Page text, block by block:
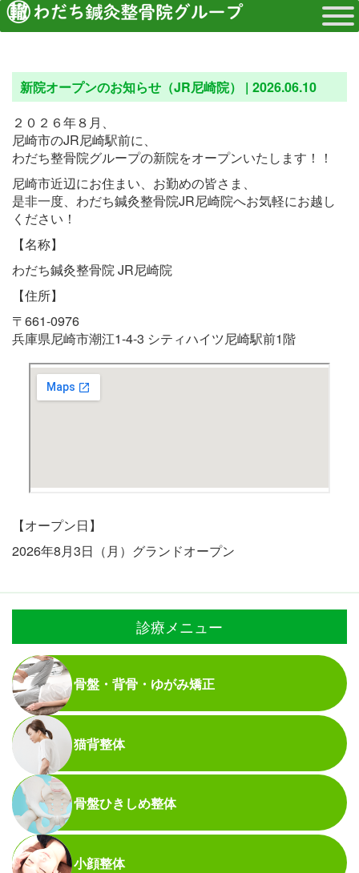
新院オープンのお知らせ（JR尼崎院） | 2026.06.10
２０２６年８月、
尼崎市のJR尼崎駅前に、
わだち整骨院グループの新院をオープンいたします！！
尼崎市近辺にお住まい、お勤めの皆さま、
是非一度、わだち鍼灸整骨院JR尼崎院へお気軽にお越し
ください！
【名称】
わだち鍼灸整骨院 JR尼崎院
【住所】
〒661-0976
兵庫県尼崎市潮江1-4-3 シティハイツ尼崎駅前1階
【オープン日】
2026年8月3日（月）グランドオープン
診療メニュー
骨盤・背骨・ゆがみ矯正
猫背整体
骨盤ひきしめ整体
小顔整体